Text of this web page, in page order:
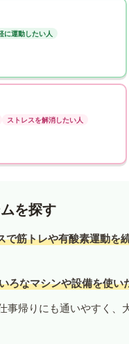
に運動したい人
ストレスを解消したい人
を探す
で筋トレや有酸素運動を
ろなマシンや設備を使い
事帰りにも通いやすく